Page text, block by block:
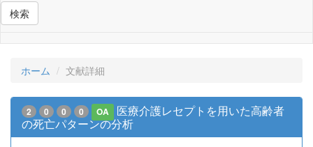
検索
ホーム 文献詳細
2 0 0 0 OA
医療介護レセプトを用いた高齢者
の死亡パターンの分析